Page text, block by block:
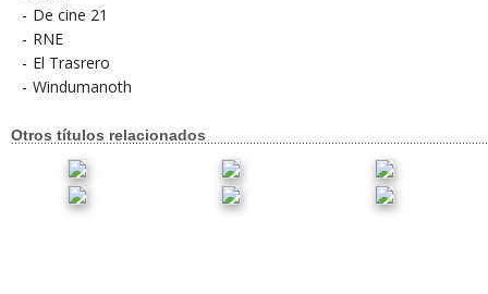
- De cine 21
- RNE
- El Trasrero
- Windumanoth
Otros títulos relacionados